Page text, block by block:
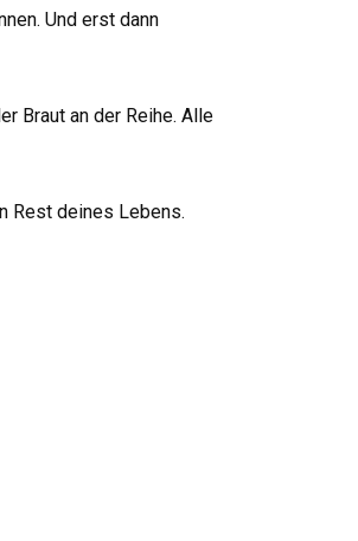
Und erst dann
Braut an der Reihe. Alle
Rest deines Lebens.